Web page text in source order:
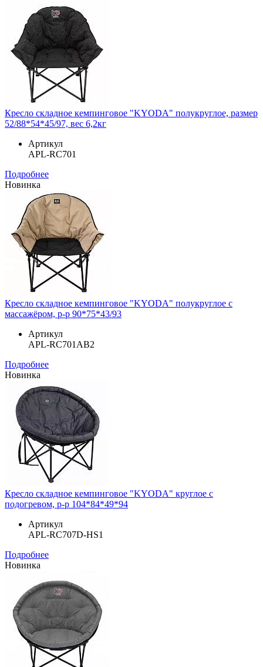
Кресло складное кемпинговое "KYODA" полукруглое, размер
52/88*54*45/97, вес 6,2кг
Артикул
APL-RC701
Подробнее
Новинка
Кресло складное кемпинговое "KYODA" полукруглое с
массажёром, р-р 90*75*43/93
Артикул
APL-RC701AB2
Подробнее
Новинка
Кресло складное кемпинговое "KYODA" круглое с
подогревом, р-р 104*84*49*94
Артикул
APL-RC707D-HS1
Подробнее
Новинка